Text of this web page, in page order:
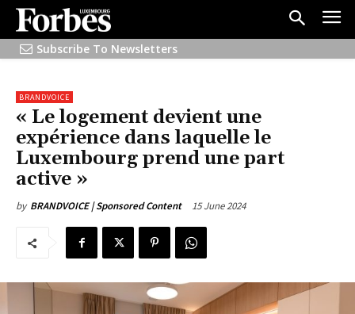
Subscribe To Newsletters
BRANDVOICE
« Le logement devient une
expérience dans laquelle le
Luxembourg prend une part
active »
by BRANDVOICE | Sponsored Content 15 June 2024